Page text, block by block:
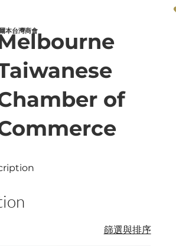
本台灣商會
of
篩選與排序